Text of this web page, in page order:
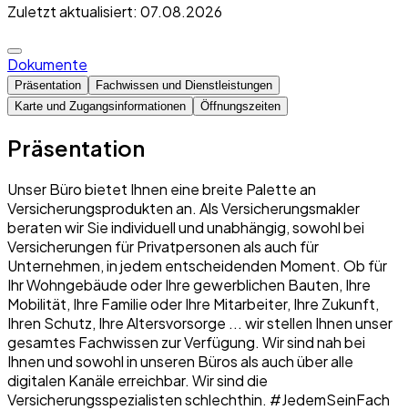
Zuletzt aktualisiert: 07.08.2026
Dokumente
Präsentation
Fachwissen und Dienstleistungen
Karte und Zugangsinformationen
Öffnungszeiten
Präsentation
Unser Büro bietet Ihnen eine breite Palette an
Versicherungsprodukten an. Als Versicherungsmakler
beraten wir Sie individuell und unabhängig, sowohl bei
Versicherungen für Privatpersonen als auch für
Unternehmen, in jedem entscheidenden Moment. Ob für
Ihr Wohngebäude oder Ihre gewerblichen Bauten, Ihre
Mobilität, Ihre Familie oder Ihre Mitarbeiter, Ihre Zukunft,
Ihren Schutz, Ihre Altersvorsorge ... wir stellen Ihnen unser
gesamtes Fachwissen zur Verfügung. Wir sind nah bei
Ihnen und sowohl in unseren Büros als auch über alle
digitalen Kanäle erreichbar. Wir sind die
Versicherungsspezialisten schlechthin. #JedemSeinFach